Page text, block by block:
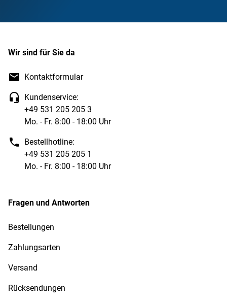
Wir sind für Sie da
Kontaktformular
Kundenservice:
+49 531 205 205 3
Mo. - Fr. 8:00 - 18:00 Uhr
Bestellhotline:
+49 531 205 205 1
Mo. - Fr. 8:00 - 18:00 Uhr
Fragen und Antworten
Bestellungen
Zahlungsarten
Versand
Rücksendungen